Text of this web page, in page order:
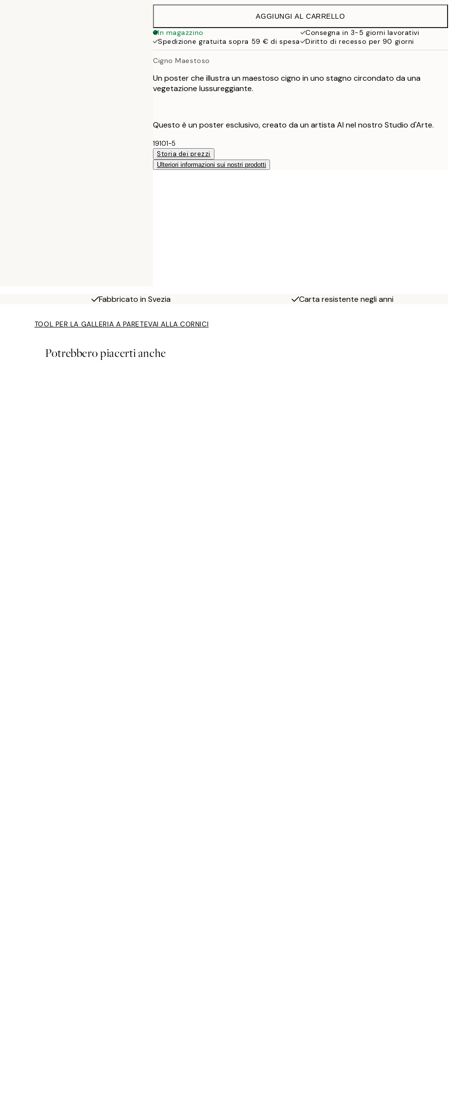
38 €
AGGIUNGI AL CARRELLO
In magazzino
Consegna in 3-5 giorni lavorativi
Spedizione gratuita sopra 59 € di spesa
Diritto di recesso per 90 giorni
Cigno Maestoso
Un poster che illustra un maestoso cigno in uno stagno circondato da una
vegetazione lussureggiante.
Questo è un poster esclusivo, creato da un artista AI nel nostro Studio d'Arte.
19101-5
Storia dei prezzi
Ulteriori informazioni sui nostri prodotti
Fabbricato in Svezia Carta resistente negli anni
TOOL PER LA GALLERIA A PARETEVAI ALLA CORNICI
Potrebbero piacerti anche